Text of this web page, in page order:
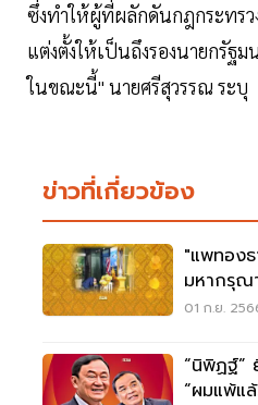
ซึ่งทำให้ผู้ที่ผลักดันกฎกระทรว
แต่งตั้งให้เป็นถึงรองนายกรัฐม
ในขณะนี้" นายศรีสุวรรณ ระบุ
ข่าวที่เกี่ยวข้อง
"แพทอง
มหากรุ
"ทักษิณ"
01 ก.ย.
“นิพิฏฐ์”
“ผมแพ้แ